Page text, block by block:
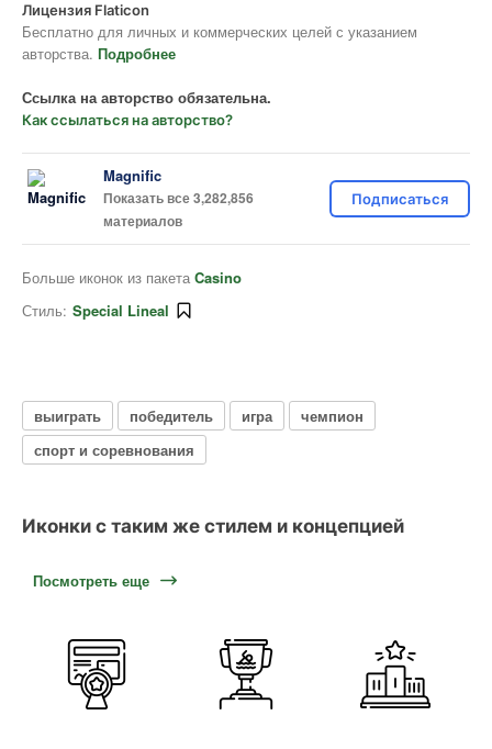
Лицензия Flaticon
Бесплатно для личных и коммерческих целей с указанием
авторства. Подробнее
Ссылка на авторство обязательна.
Как ссылаться на авторство?
Magnific
Показать все 3,282,856
материалов
Подписаться
Больше иконок из пакета Casino
Стиль: Special Lineal
выиграть победитель игра
чемпион
спорт и соревнования
Иконки с таким же стилем и концепцией
Посмотреть еще